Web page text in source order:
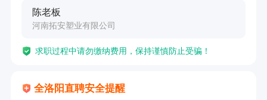
陈老板
河南拓安塑业有限公司
求职过程中请勿缴纳费用，保持谨慎防止受骗！
全洛阳直聘安全提醒